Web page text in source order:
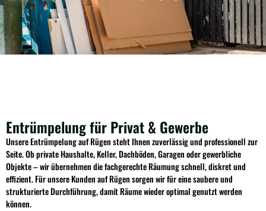
Entrümpelung für Privat & Gewerbe
Unsere Entrümpelung auf Rügen steht Ihnen zuverlässig und professionell zur
Seite. Ob private Haushalte, Keller, Dachböden, Garagen oder gewerbliche
Objekte – wir übernehmen die fachgerechte Räumung schnell, diskret und
effizient. Für unsere Kunden auf Rügen sorgen wir für eine saubere und
strukturierte Durchführung, damit Räume wieder optimal genutzt werden
können.